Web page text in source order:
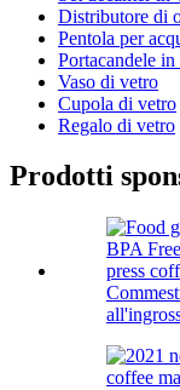
Distributore di
Pentola per
Portacandele
Vaso di vetro
Cupola di vetro
Regalo di vetro
Prodotti